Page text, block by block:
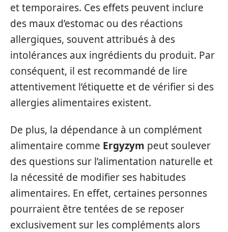
et temporaires. Ces effets peuvent inclure
des maux d’estomac ou des réactions
allergiques, souvent attribués à des
intolérances aux ingrédients du produit. Par
conséquent, il est recommandé de lire
attentivement l’étiquette et de vérifier si des
allergies alimentaires existent.
De plus, la dépendance à un complément
alimentaire comme Ergyzym peut soulever
des questions sur l’alimentation naturelle et
la nécessité de modifier ses habitudes
alimentaires. En effet, certaines personnes
pourraient être tentées de se reposer
exclusivement sur les compléments alors